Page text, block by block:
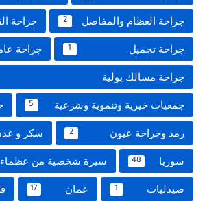
جراحة العظام والمفاصل 2 جراحة
جراحة تجميل 1 جراحة
جراحة مسالك بولية
جمعيات خيرية وتنموية وشرعية 5
رمد وجراحة عيون 2 سكر و
سوريا 48 سيرة شخصية من عظماء
صيدليات 1 عمان 17